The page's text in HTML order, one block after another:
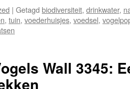
| Getagd biodiversiteit, drinkwater,
, tuin, voederhuisjes, voedsel,
Wall 3345: